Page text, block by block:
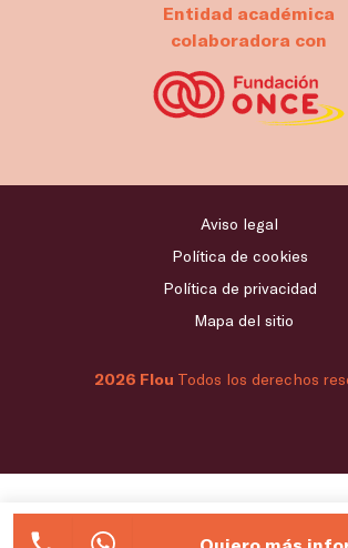
Entidad académica
colaboradora con
2026 Flou Todos los derechos
Aviso legal
Política de cookies
Política de privacidad
Mapa del sitio
Quiero más